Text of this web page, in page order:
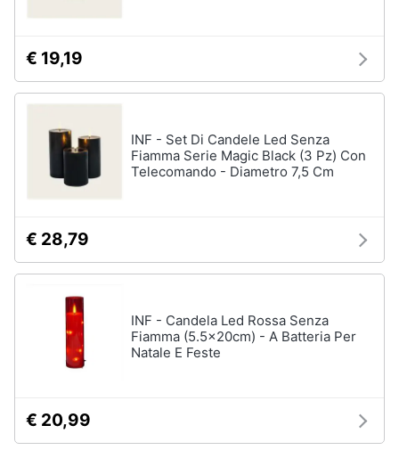
€ 19,19
INF - Set Di Candele Led Senza
Fiamma Serie Magic Black (3 Pz) Con
Telecomando - Diametro 7,5 Cm
€ 28,79
INF - Candela Led Rossa Senza
Fiamma (5.5x20cm) - A Batteria Per
Natale E Feste
€ 20,99